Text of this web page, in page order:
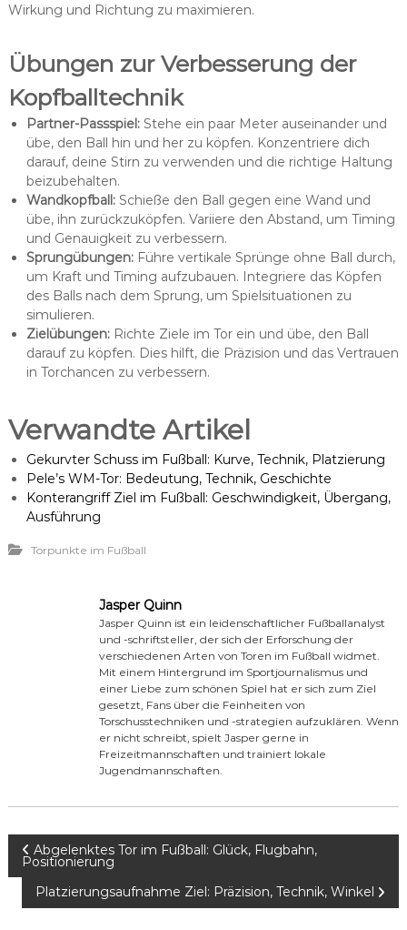
Wirkung und Richtung zu maximieren.
Übungen zur Verbesserung der
Kopfballtechnik
Partner-Passspiel:Stehe ein paar Meter auseinander und
übe, den Ball hin und her zu köpfen. Konzentriere dich
darauf, deine Stirn zu verwenden und die richtige Haltung
beizubehalten.
Wandkopfball:Schieße den Ball gegen eine Wand und
übe, ihn zurückzuköpfen. Variiere den Abstand, um Timing
und Genauigkeit zu verbessern.
Sprungübungen:Führe vertikale Sprünge ohne Ball durch,
um Kraft und Timing aufzubauen. Integriere das Köpfen
des Balls nach dem Sprung, um Spielsituationen zu
simulieren.
Zielübungen:Richte Ziele im Tor ein und übe, den Ball
darauf zu köpfen. Dies hilft, die Präzision und das Vertrauen
in Torchancen zu verbessern.
Verwandte Artikel
Gekurvter Schuss im Fußball: Kurve, Technik, Platzierung
Pele’s WM-Tor: Bedeutung, Technik, Geschichte
Konterangriff Ziel im Fußball: Geschwindigkeit, Übergang,
Ausführung
Torpunkte im Fußball
Jasper Quinn
Jasper Quinn ist ein leidenschaftlicher Fußballanalyst
und -schriftsteller, der sich der Erforschung der
verschiedenen Arten von Toren im Fußball widmet.
Mit einem Hintergrund im Sportjournalismus und
einer Liebe zum schönen Spiel hat er sich zum Ziel
gesetzt, Fans über die Feinheiten von
Torschusstechniken und -strategien aufzuklären. Wenn
er nicht schreibt, spielt Jasper gerne in
Freizeitmannschaften und trainiert lokale
Jugendmannschaften.
P Abgelenktes Tor im Fußball: Glück, Flugbahn,
Positionierung
Platzierungsaufnahme Ziel: Präzision, Technik, Winkel